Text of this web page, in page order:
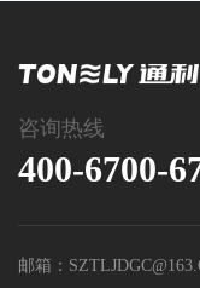
咨询热线
400-6700-
邮箱：